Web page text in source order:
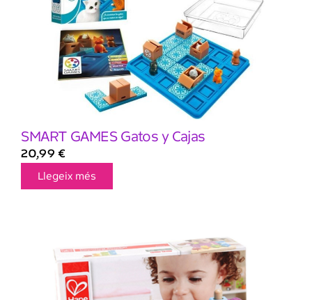
SMART GAMES Gatos y Cajas
20,99 €
Llegeix més